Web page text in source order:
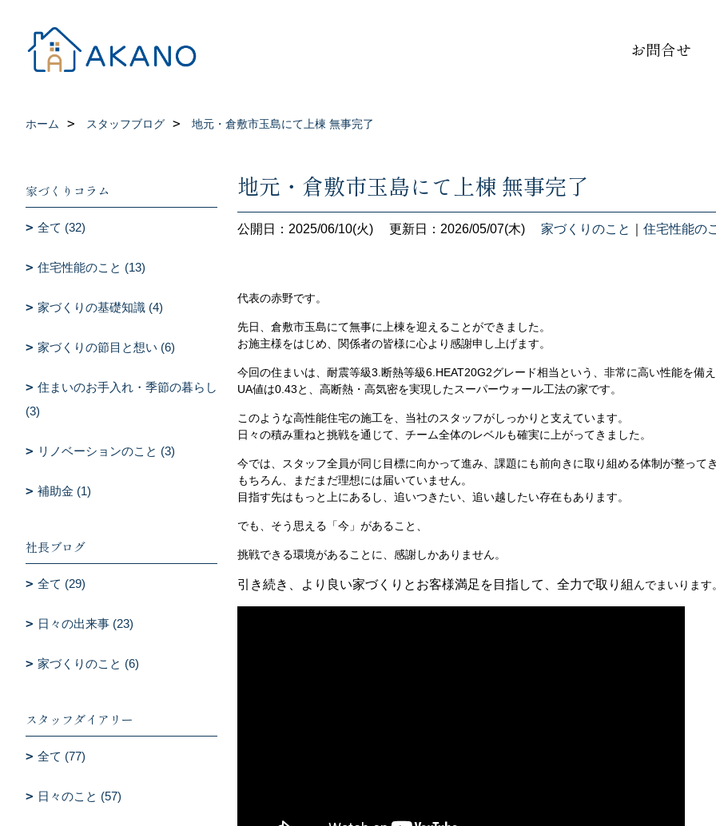
お問合せ
ホーム スタッフブログ 地元・倉敷市玉島にて上棟 無事完了
地元・倉敷市玉島にて上棟 無事完了
公開日：2025/06/10(火) 更新日：2026/05/07(木) 家づくりのこと 住宅性能の
代表の赤野です。
先日、倉敷市玉島にて無事に上棟を迎えることができました。
お施主様をはじめ、関係者の皆様に心より感謝申し上げます。
今回の住まいは、耐震等級3.断熱等級6.HEAT20G2グレード相当という、非常に高い性能を備
UA値は0.43と、高断熱・高気密を実現したスーパーウォール工法の家です。
このような高性能住宅の施工を、当社のスタッフがしっかりと支えています。
日々の積み重ねと挑戦を通じて、チーム全体のレベルも確実に上がってきました。
今では、スタッフ全員が同じ目標に向かって進み、課題にも前向きに取り組める体制が整って
もちろん、まだまだ理想には届いていません。
目指す先はもっと上にあるし、追いつきたい、追い越したい存在もあります。
でも、そう思える「今」があること、
挑戦できる環境があることに、感謝しかありません。
引き続き、より良い家づくりとお客様満足を目指して、全力で取り組 んでまいります
家づくりコラム
全て (32)
住宅性能のこと (13)
家づくりの基礎知識 (4)
家づくりの節目と想い (6)
住まいのお手入れ・季節の暮らし
(3)
リノベーションのこと (3)
補助金 (1)
社長ブログ
全て (29)
日々の出来事 (23)
家づくりのこと (6)
スタッフダイアリー
全て (77)
日々のこと (57)